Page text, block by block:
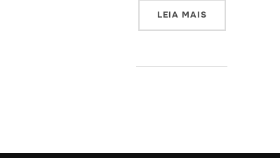
LEIA MAIS“TENDENCIA